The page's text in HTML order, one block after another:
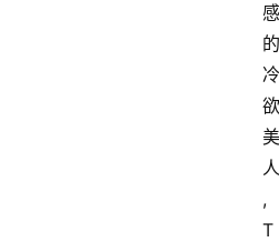
感
的
冷
欲
美
人
,
T